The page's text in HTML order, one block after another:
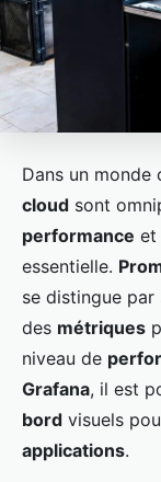
Dans un monde
cloud sont
performance et
essentielle.
se distingue
des métriques
niveau de
Grafana, il est
bord visuels
applications.